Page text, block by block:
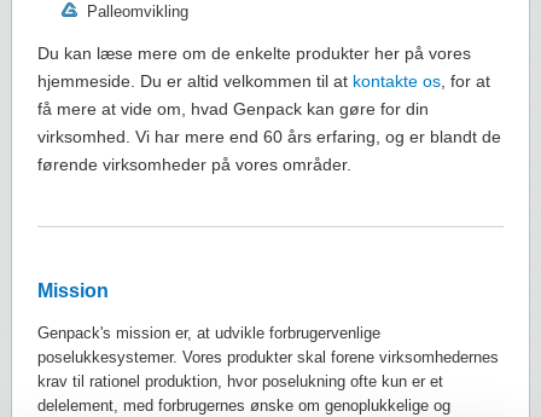
Palleomvikling
Du kan læse mere om de enkelte produkter her på vores
hjemmeside. Du er altid velkommen til at kontakte os, for at
få mere at vide om, hvad Genpack kan gøre for din
virksomhed. Vi har mere end 60 års erfaring, og er blandt de
førende virksomheder på vores områder.
Mission
Genpack's mission er, at udvikle forbrugervenlige
poselukkesystemer. Vores produkter skal forene virksomhedernes
krav til rationel produktion, hvor poselukning ofte kun er et
delelement, med forbrugernes ønske om genoplukkelige og